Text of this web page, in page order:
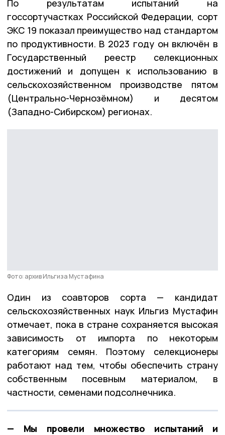
По результатам испытаний на
госсортучастках Российской Федерации, сорт
ЭКС 19 показал преимущество над стандартом
по продуктивности. В 2023 году он включён в
Государственный реестр селекционных
достижений и допущен к использованию в
сельскохозяйственном производстве пятом
(Центрально-Чернозёмном) и десятом
(Западно-Сибирском) регионах.
Фото: архив Ильгиза Мустафина
Один из соавторов сорта — кандидат
сельскохозяйственных наук Ильгиз Мустафин
отмечает, пока в стране сохраняется высокая
зависимость от импорта по некоторым
категориям семян. Поэтому селекционеры
работают над тем, чтобы обеспечить страну
собственным посевным материалом, в
частности, семенами подсолнечника.
— Мы провели множество испытаний и